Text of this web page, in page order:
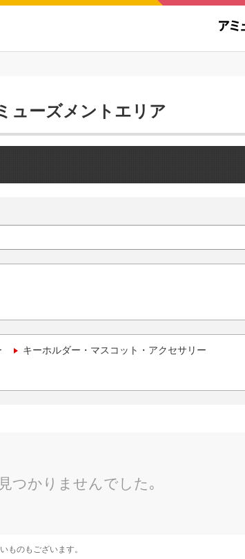
ューズメントエリア
キーホルダー・マスコット・アクセサリー